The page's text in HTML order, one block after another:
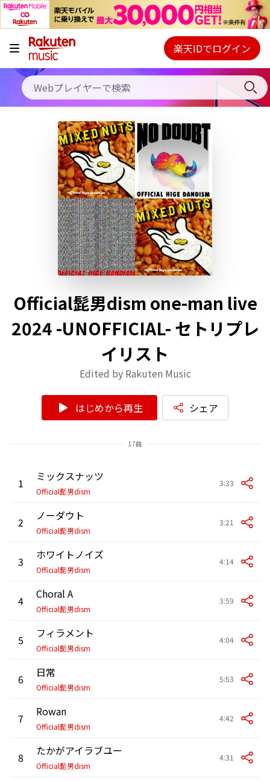
キャンペーン
料金プラン
使い方
初回30日間無料お試し
Webプレイヤー
ご契約内容の確認・変更
楽天IDでログイン
Official髭男dism one-man live
2024 -UNOFFICIAL- セトリプレ
イリスト
Edited by Rakuten Music
はじめから再生 シェア
17曲
1 ミックスナッツ
Official髭男dism
3:33
2 ノーダウト
Official髭男dism
3:21
3 ホワイトノイズ
Official髭男dism
4:14
4 Choral A
Official髭男dism
3:59
5 フィラメント
Official髭男dism
4:04
6 日常
Official髭男dism
5:53
7 Rowan
Official髭男dism
4:42
8 たかがアイラブユー
Official髭男dism
4:31